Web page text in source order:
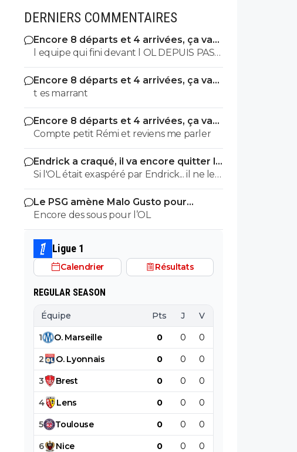
DERNIERS COMMENTAIRES
Encore 8 départs et 4 arrivées, ça va
valser à l'OL
l equipe qui fini devant l OL DEPUIS PAS
MAL DE TPS? lol. t es tro malin toi
Encore 8 départs et 4 arrivées, ça va
valser à l'OL
t es marrant
Encore 8 départs et 4 arrivées, ça va
valser à l'OL
Compte petit Rémi et reviens me parler
Endrick a craqué, il va encore quitter le
Real
Si l'OL était exaspéré par Endrick... il ne le
suivrait pas de très près. Bref... Quand
l'équipe sera complète... ce sera beaucoup
mieux.
Le PSG amène Malo Gusto pour
concurrencer Hakimi
Encore des sous pour l’OL
Ligue 1
Calendrier Résultats
REGULAR SEASON
Équipe Pts J V
1 O. Marseille 0 0 0
2 O. Lyonnais 0 0 0
3 Brest 0 0 0
4 Lens 0 0 0
5 Toulouse 0 0 0
6 Nice 0 0 0